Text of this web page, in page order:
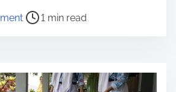
M
o
H
1 min read